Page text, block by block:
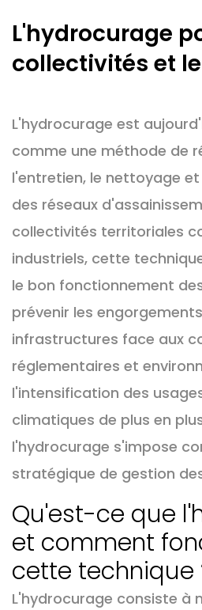
L'hydrocurage
collectivités et
L'hydrocurage est
comme une méthode de
l'entretien, le nettoyage
des réseaux
collectivités territoriales
industriels, cette
le bon fonctionnement
prévenir les
infrastructures face aux
réglementaires et
l'intensification des
climatiques de plus en
l'hydrocurage s'impose
stratégique de gestion
Qu'est-ce que
et comment
cette technique
L'hydrocurage consiste à